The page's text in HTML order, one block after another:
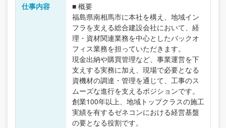
仕事内容
■ 概要
福島県南相馬市に本社を構え、地域イン
フラを支える総合建設会社において、経
理・資材関連業務を中心としたバックオ
フィス業務を担っていただきます。
現金出納や購買管理など、事業運営を下
支えする実務に加え、現場で必要となる
資機材の調達・管理を通じて、工事のス
ムーズな進行を支えるポジションです。
創業100年以上、地域トップクラスの施工
実績を有するゼネコンにおける経営基盤
の要となる役割です。